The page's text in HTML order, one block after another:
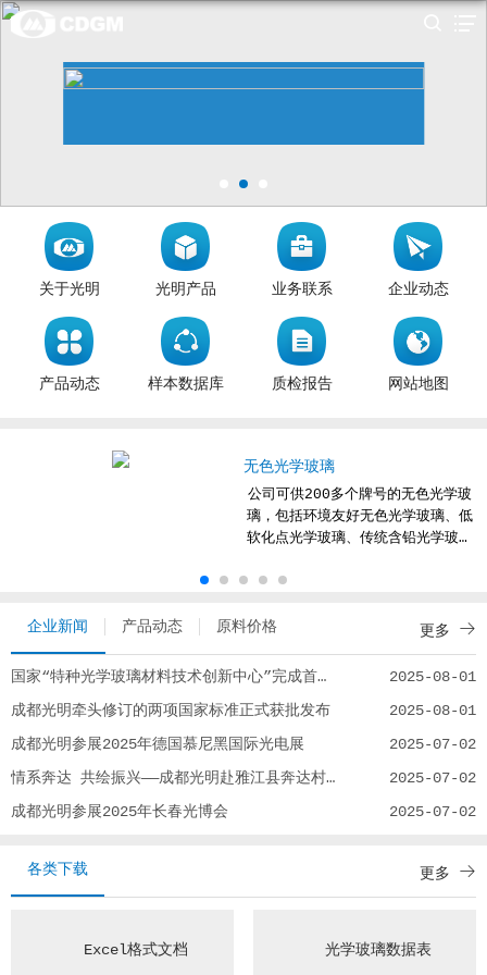
关于光明 光明产品 业务联系 企业动态
产品动态 样本数据库 质检报告 网站地图
无色光学玻璃
公司可供200多个牌号的无色光学玻
璃，包括环境友好无色光学玻璃、低
软化点光学玻璃、传统含铅光学玻璃
企业新闻 产品动态 原料价格 更多
国家“特种光学玻璃材料技术创新中心”完成首批科研基金项目遴选评审
2025-08-01
成都光明牵头修订的两项国家标准正式获批发布
2025-08-01
成都光明参展2025年德国慕尼黑国际光电展
2025-07-02
情系奔达 共绘振兴——成都光明赴雅江县奔达村开展调研慰问活动
2025-07-02
成都光明参展2025年长春光博会
2025-07-02
各类下载 更多
Excel格式文档 光学玻璃数据表